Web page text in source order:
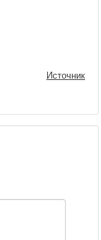
Источник